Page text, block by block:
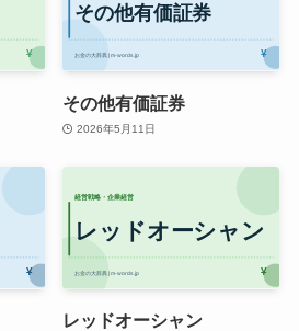
その他有価証券
2026年5月11日
レッドオーシャン